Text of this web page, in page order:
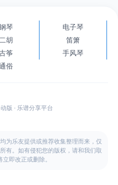
琴
电子琴
二胡
笛箫
筝
手风琴
俗
版 · 乐谱分享平台
为乐友提供或推荐收集整理而来，仅
有。如有侵犯您的版权，请和我们取
即改正或删除。